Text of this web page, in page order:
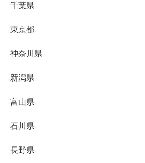
千葉県
東京都
神奈川県
新潟県
富山県
石川県
長野県